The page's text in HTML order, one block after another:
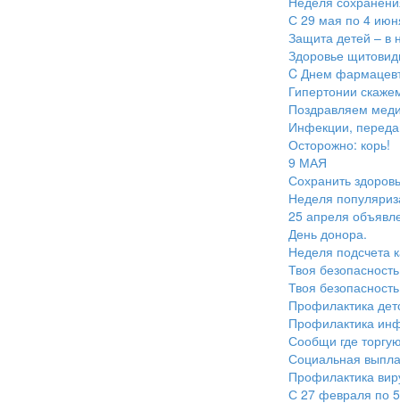
С 29 мая по 4
Защита детей – в
Здоровье
C Днем
Гипертонии
Поздравляем
Инфекции,
Осторожно: корь!
9 МАЯ
Сохранить
Неделя
25 апреля
День донора.
Неделя подсчета
Твоя
Твоя безопасность
Профилактика
Профилактика
Сообщи где
Социальная
Профилактика
С 27 февраля по 5